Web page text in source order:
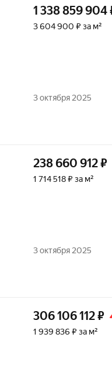
1 338 859 904
3 604 900 ₽ за м²
3 октября 2025
238 660 912₽
1 714 518 ₽ за м²
3 октября 2025
306 106 112₽
1 939 836 ₽ за м²